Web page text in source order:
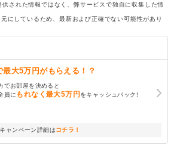
された情報ではなく、弊サービスで独自に収集した情
にしているため、最新および正確でない可能性があり
最大5万円がもらえる！？
でお部屋を決めると
員に もれなく最大5万円をキャッシュバック!
キャンペーン詳細はコチラ！